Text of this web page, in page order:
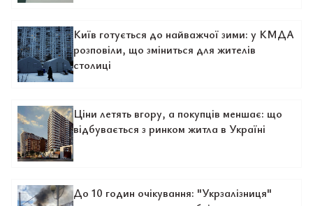
Київ готується до найважчої зими: у КМДА
розповіли, що зміниться для жителів
столиці
Ціни летять вгору, а покупців меншає: що
відбувається з ринком житла в Україні
До 10 годин очікування: "Укрзалізниця"